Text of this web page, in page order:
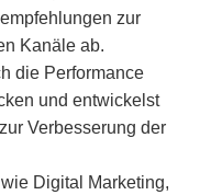
zur
Kanäle ab.
die Performance
und entwickelst
Verbesserung der
Digital Marketing,